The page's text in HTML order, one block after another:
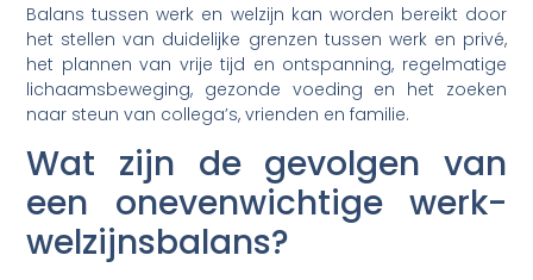
Balans tussen werk en welzijn kan worden bereikt door
het stellen van duidelijke grenzen tussen werk en privé,
het plannen van vrije tijd en ontspanning, regelmatige
lichaamsbeweging, gezonde voeding en het zoeken
naar steun van collega’s, vrienden en familie.
Wat zijn de gevolgen van
een onevenwichtige werk-
welzijnsbalans?